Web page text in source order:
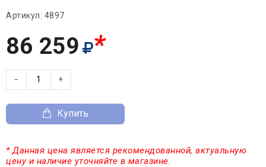
Артикул: 4897
86 259 *
− +
Купить
* Данная цена является рекомендованной, актуальную
цену и наличие уточняйте в магазине.